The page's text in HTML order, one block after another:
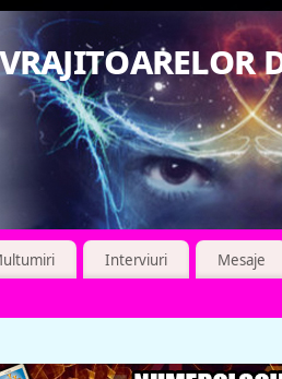
Interviuri Mesaje